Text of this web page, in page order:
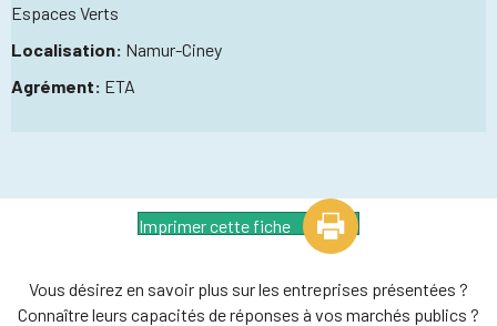
Espaces Verts
Localisation: Namur-Ciney
Agrément: ETA
Imprimer cette fiche
Vous désirez en savoir plus sur les entreprises présentées ?
Connaître leurs capacités de réponses à vos marchés publics ?